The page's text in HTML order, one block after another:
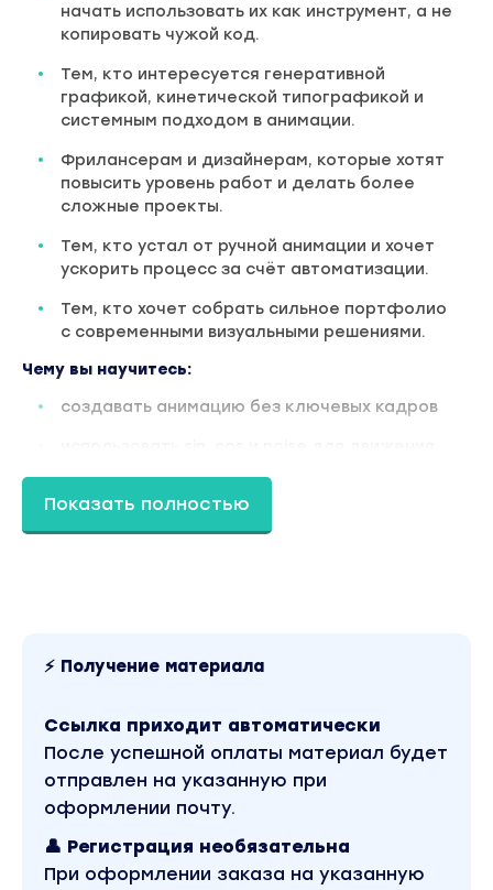
начать использовать их как инструмент, а не
копировать чужой код.
Тем, кто интересуется генеративной
графикой, кинетической типографикой и
системным подходом в анимации.
Фрилансерам и дизайнерам, которые хотят
повысить уровень работ и делать более
сложные проекты.
Тем, кто устал от ручной анимации и хочет
ускорить процесс за счёт автоматизации.
Тем, кто хочет собрать сильное портфолио
с современными визуальными решениями.
Чему вы научитесь:
создавать анимацию без ключевых кадров
строить генеративные системы в After
Effects
использовать полярные и сферические
зацикливать генеративную анимацию
собирать визуальные проекты из
генеративных элементов
Как проходит обучение:
Курс для самостоятельного обучения.
Показать полностью
⚡ Получение материала
Ссылка приходит автоматически
После успешной оплаты материал будет
отправлен на указанную при
оформлении почту.
👤 Регистрация необязательна
При оформлении заказа на указанную